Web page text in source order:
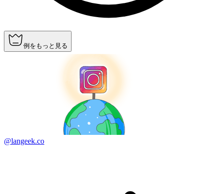
例をもっと見る
@langeek.co